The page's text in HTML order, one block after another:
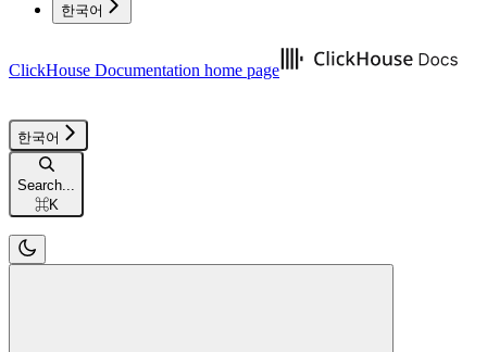
한국어
ClickHouse Documentation home page
한국어
Search...
⌘K